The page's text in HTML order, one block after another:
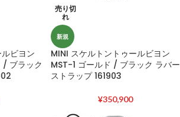
ビヨン
/ ブラック
売り切
れ
新規
MINI スケルトントゥールビヨン
MST-1 ゴールド / ブラック ラバー
ストラップ 161903
¥350,900